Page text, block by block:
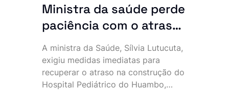
Ministra da saúde perde
paciência com o atraso
do hospital de 140
milhões de dólares no
Huambo
A ministra da Saúde, Sílvia Lutucuta,
exigiu medidas imediatas para
recuperar o atraso na construção do
Hospital Pediátrico do Huambo,